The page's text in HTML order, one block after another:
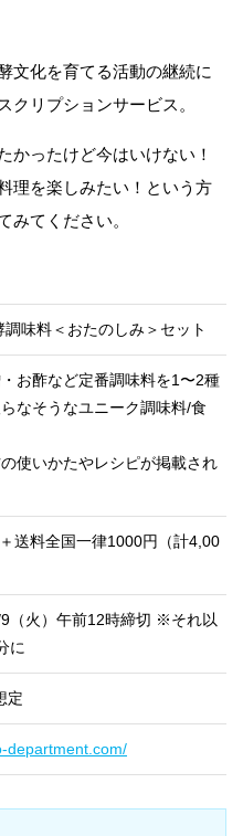
文化を育てる活動の継続に
クリプションサービス。
かったけど今はいけない！
理を楽しみたい！という方
みてください。
味料＜おたのしみ＞セット
・お酢など定番調味料を1〜2種
らなそうなユニーク調味料/食
の使いかたやレシピが掲載され
送料全国一律1000円（計4,00
（火）午前12時締切 ※それ以
に
定
department.com/